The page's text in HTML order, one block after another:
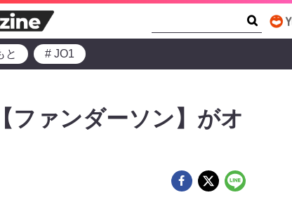
と # JO1
ファンダーソン】がオ